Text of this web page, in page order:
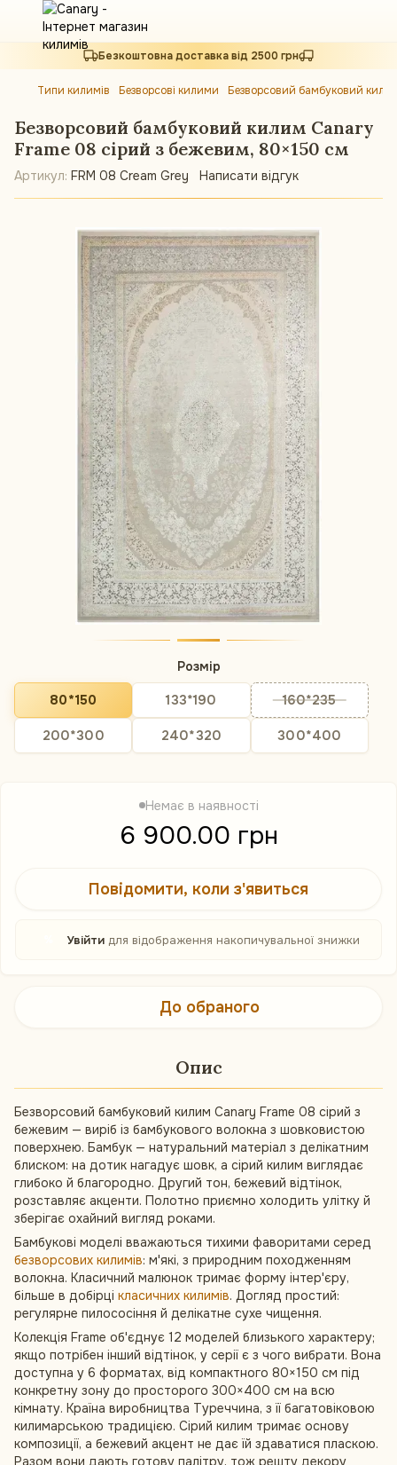
Безкоштовна доставка від 2500 грн
Типи килимів Безворсові килими Безворсовий бамбуковий
Безворсовий бамбуковий килим Canary
Frame 08 сірий з бежевим, 80×150 см
Артикул: FRM 08 Cream Grey Написати відгук
Розмір
80*150 133*190
160*235
200*300
240*320 300*400
Немає в наявності
6 900.00 грн
Повідомити, коли з'явиться
Увійтидля відображення накопичувальної знижки
До обраного
Опис
Безворсовий бамбуковий килим Canary Frame 08 сірий з
бежевим — виріб із бамбукового волокна з шовковистою
поверхнею. Бамбук — натуральний матеріал з делікатним
блиском: на дотик нагадує шовк, а сірий килим виглядає
глибоко й благородно. Другий тон, бежевий відтінок,
розставляє акценти. Полотно приємно холодить улітку й
зберігає охайний вигляд роками.
Бамбукові моделі вважаються тихими фаворитами серед
безворсових килимів: м'які, з природним походженням
волокна. Класичний малюнок тримає форму інтер'єру,
більше в добірці класичних килимів. Догляд простий:
регулярне пилососіння й делікатне сухе чищення.
Колекція Frame об'єднує 12 моделей близького характеру;
якщо потрібен інший відтінок, у серії є з чого вибрати. Вона
доступна у 6 форматах, від компактного 80×150 см під
конкретну зону до просторого 300×400 см на всю
кімнату. Країна виробництва Туреччина, з її багатовіковою
килимарською традицією. Сірий килим тримає основу
композиції, а бежевий акцент не дає їй здаватися пласкою.
Разом вони дають готову палітру, тож решту декору